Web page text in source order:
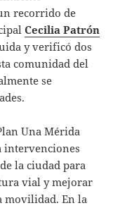
recorrido de
Cecilia Patrón
y verificó dos
comunidad del
se
Una Mérida
intervenciones
la ciudad para
vial y mejorar
movilidad. En la